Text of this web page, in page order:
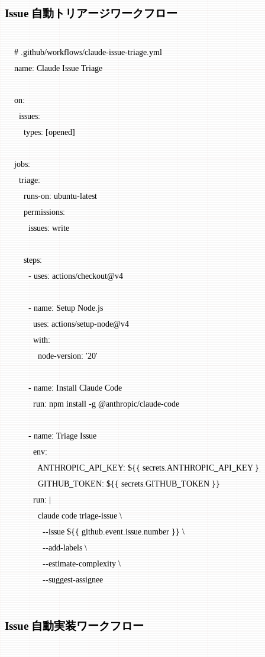
Issue 自動トリアージワークフロー
# .github/workflows/claude-issue-triage.yml
name: Claude Issue Triage
on:
  issues
:
    types
: [opened]
jobs:
  triage
:
    runs-on
: ubuntu-latest
    permissions
:
      issues
: write
    steps
:
      -
uses: actions/checkout@v4
      -
name: Setup Node.js
        uses
: actions/setup-node@v4
        with
:
          node-version
: '20'
      -
name: Install Claude Code
        run
: npm install -g @anthropic/claude-code
      -
name: Triage Issue
        env
:
          ANTHROPIC_API_KEY
: ${{ secrets.ANTHROPIC_API_KEY }}
          GITHUB_TOKEN
: ${{ secrets.GITHUB_TOKEN }}
        run
: |
          claude code triage-issue \
            --issue ${{ github.event.issue.number }} \
            --add-labels \
            --estimate-complexity \
            --suggest-assignee
Issue 自動実装ワークフロー